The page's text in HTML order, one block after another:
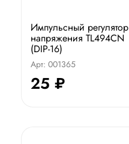
Импульсный регулятор
напряжения TL494CN
(DIP-16)
Арт: 001365
25 ₽